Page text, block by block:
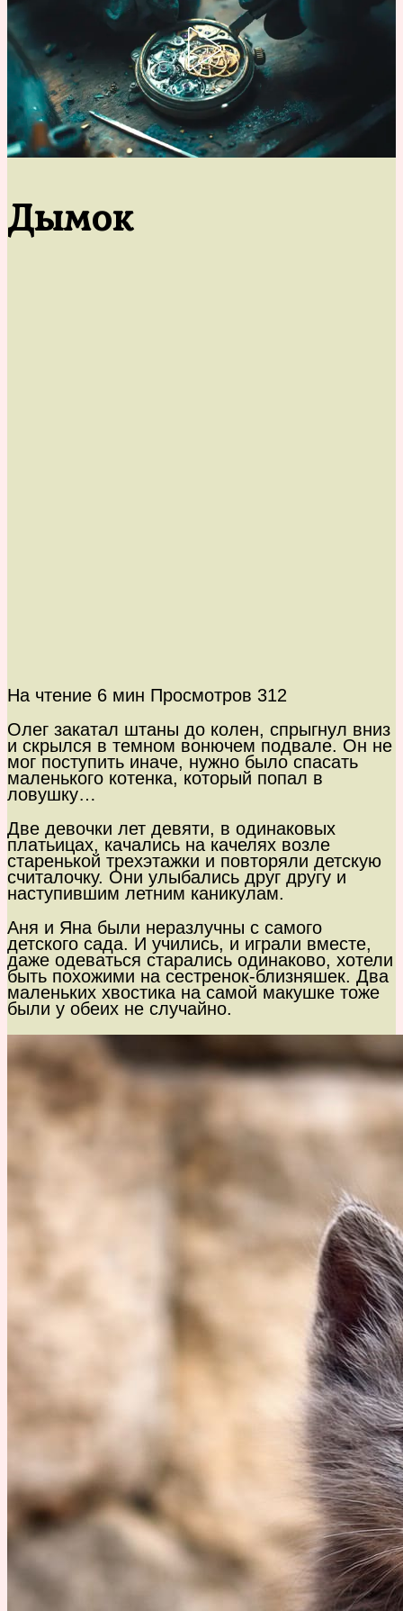
Дымок
На чтение 6 мин Просмотров 312
Олег закатал штаны до колен, спрыгнул вниз
и скрылся в темном вонючем подвале. Он не
мог поступить иначе, нужно было спасать
маленького котенка, который попал в
ловушку…
Две девочки лет девяти, в одинаковых
платьицах, качались на качелях возле
старенькой трехэтажки и повторяли детскую
считалочку. Они улыбались друг другу и
наступившим летним каникулам.
Аня и Яна были неразлучны с самого
детского сада. И учились, и играли вместе,
даже одеваться старались одинаково, хотели
быть похожими на сестренок-близняшек. Два
маленьких хвостика на самой макушке тоже
были у обеих не случайно.